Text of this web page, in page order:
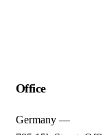
Office
Germany —